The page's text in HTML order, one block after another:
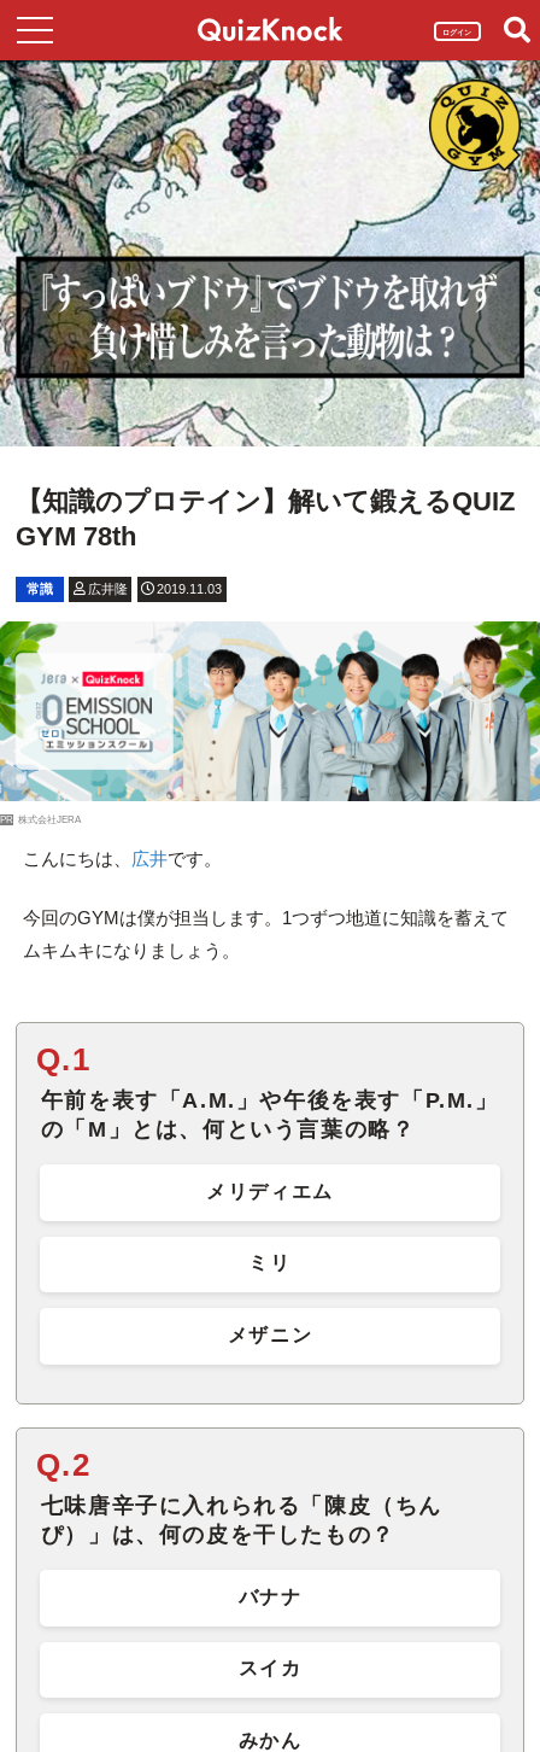
ログイン
【知識のプロテイン】解いて鍛えるQUIZ
GYM 78th
常識 広井隆 2019.11.03
PR 株式会社JERA
こんにちは、 広井です。
今回のGYMは僕が担当します。1つずつ地道に知識を蓄えて
ムキムキになりましょう。
Q.1
午前を表す「A.M.」や午後を表す「P.M.」
の「M」とは、何という言葉の略？
メリディエム
ミリ
メザニン
Q.2
七味唐辛子に入れられる「陳皮（ちん
ぴ）」は、何の皮を干したもの？
バナナ
スイカ
みかん